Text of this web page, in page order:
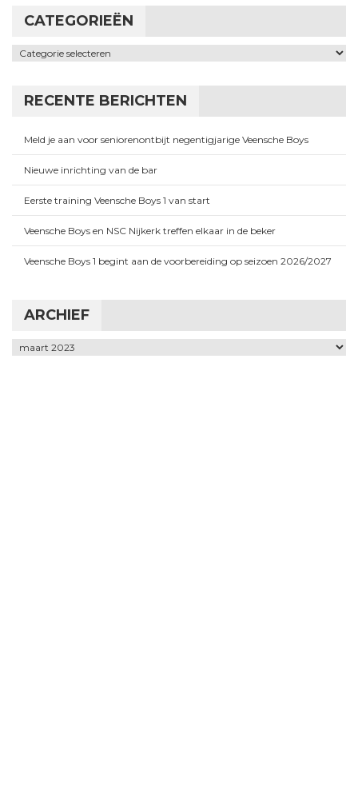
CATEGORIEËN
Categorieën
RECENTE BERICHTEN
Meld je aan voor seniorenontbijt negentigjarige Veensche Boys
Nieuwe inrichting van de bar
Eerste training Veensche Boys 1 van start
Veensche Boys en NSC Nijkerk treffen elkaar in de beker
Veensche Boys 1 begint aan de voorbereiding op seizoen 2026/2027
ARCHIEF
Archief